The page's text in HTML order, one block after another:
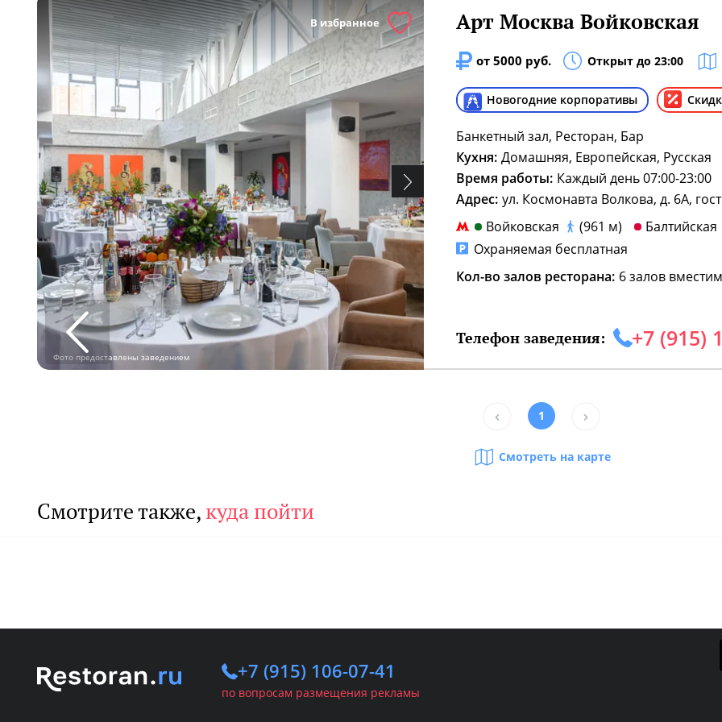
В избранное
Фото предоставлены заведением
Арт Москва Войковская
от 5000 руб. Открыт до 23:00
Новогодние корпоративы
Банкетный зал, Ресторан, Бар
Кухня: Домашняя, Европейская, Русская
Время работы: Каждый день 07:00-23:00
Адрес: ул. Космонавта Волкова, д. 6А,
Войковская
(961 м) Балтийская
Охраняемая бесплатная
Кол-во залов ресторана: 6 залов
Телефон заведения: +7 (915)
1
Смотреть на карте
Смотрите также, куда пойти
Летние веранды
+7 (915) 106-07-41
по вопросам размещения рекламы